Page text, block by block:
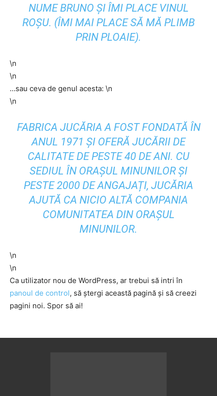
NUME BRUNO ȘI ÎMI PLACE VINUL
ROȘU. (ÎMI MAI PLACE SĂ MĂ PLIMB
PRIN PLOAIE).
\n
\n
…sau ceva de genul acesta: \n
\n
FABRICA JUCĂRIA A FOST FONDATĂ ÎN
ANUL 1971 ȘI OFERĂ JUCĂRII DE
CALITATE DE PESTE 40 DE ANI. CU
SEDIUL ÎN ORAȘUL MINUNILOR ȘI
PESTE 2000 DE ANGAJAȚI, JUCĂRIA
AJUTĂ CA NICIO ALTĂ COMPANIA
COMUNITATEA DIN ORAȘUL
MINUNILOR.
\n
\n
Ca utilizator nou de WordPress, ar trebui să intri în
panoul de control, să ștergi această pagină și să creezi
pagini noi. Spor să ai!